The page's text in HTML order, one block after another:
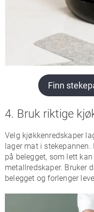
Finn
4. Bruk riktige
Velg kjøkkenredskaper
lager mat i
på belegget, som lett
metallredskaper. Bruker
belegget og forlenger